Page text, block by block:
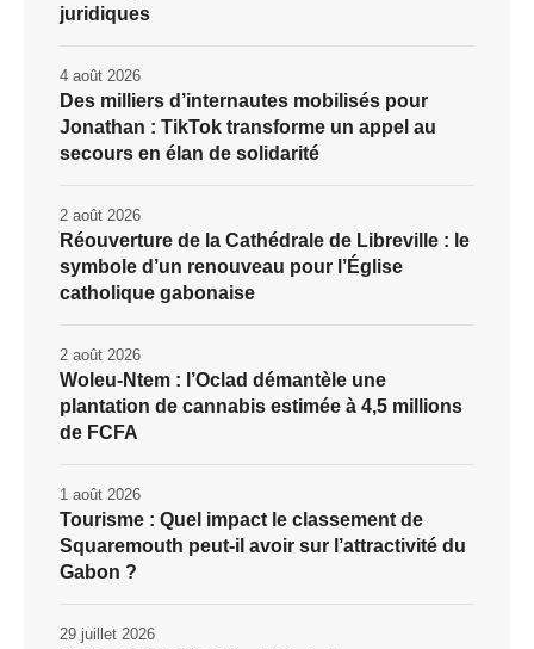
juridiques
Des milliers d’internautes mobilisés pour
Jonathan : TikTok transforme un appel au
secours en élan de solidarité
4 août 2026
Réouverture de la Cathédrale de Libreville : le
symbole d’un renouveau pour l’Église
catholique gabonaise
2 août 2026
Woleu-Ntem : l’Oclad démantèle une
plantation de cannabis estimée à 4,5 millions
de FCFA
2 août 2026
Tourisme : Quel impact le classement de
Squaremouth peut-il avoir sur l’attractivité du
Gabon ?
1 août 2026
29 juillet 2026